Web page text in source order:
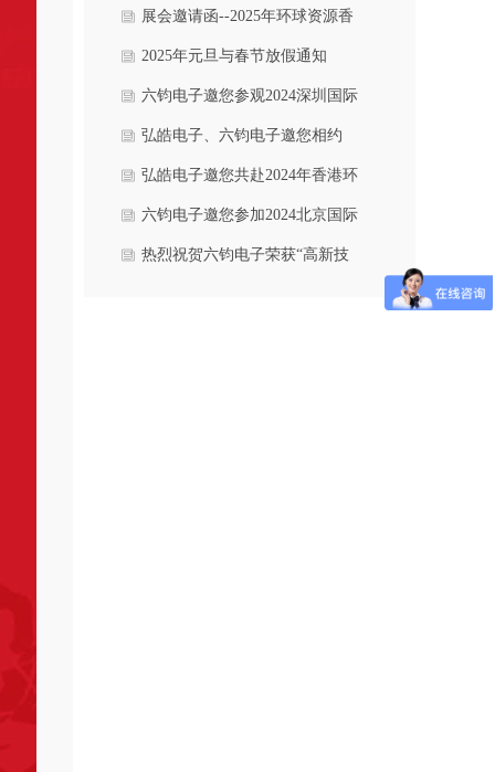
临2025深圳国际消费电子展参观
洽谈！
展会邀请函--2025年环球资源香
港春季电子展|慕尼黑上海电子
展
2025年元旦与春节放假通知
六钧电子邀您参观2024深圳国际
医疗器械展览会
弘皓电子、六钧电子邀您相约
2024德国慕尼黑电子展
弘皓电子邀您共赴2024年香港环
球资源秋季电子展
六钧电子邀您参加2024北京国际
医疗器械展览会
热烈祝贺六钧电子荣获“高新技